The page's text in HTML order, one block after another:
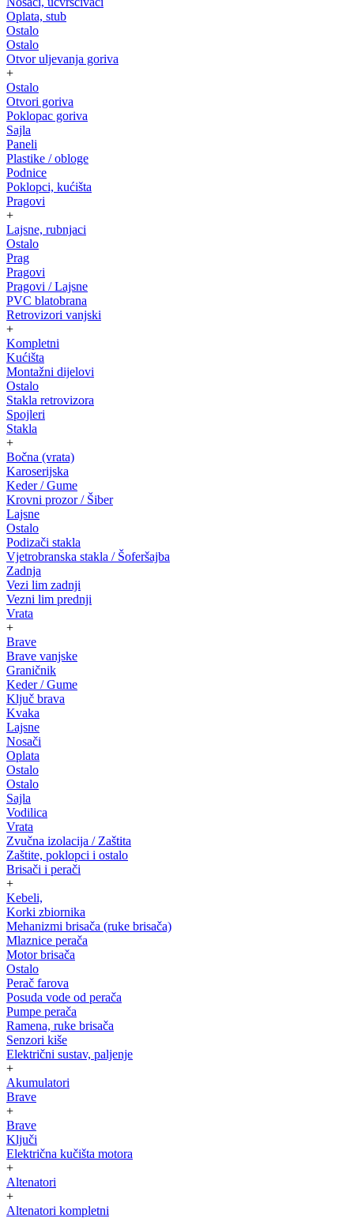
Oplata, stub
Ostalo
Ostalo
Otvor uljevanja goriva
+
Ostalo
Otvori goriva
Poklopac goriva
Sajla
Paneli
Plastike / obloge
Podnice
Poklopci, kućišta
Pragovi
+
Lajsne, rubnjaci
Ostalo
Prag
Pragovi
Pragovi / Lajsne
PVC blatobrana
Retrovizori vanjski
+
Kompletni
Kućišta
Montažni dijelovi
Ostalo
Stakla retrovizora
Spojleri
Stakla
+
Bočna (vrata)
Karoserijska
Keder / Gume
Krovni prozor / Šiber
Lajsne
Ostalo
Podizači stakla
Vjetrobranska stakla / Šoferšajba
Zadnja
Vezi lim zadnji
Vezni lim prednji
Vrata
+
Brave
Brave vanjske
Graničnik
Keder / Gume
Ključ brava
Kvaka
Lajsne
Nosači
Oplata
Ostalo
Ostalo
Sajla
Vodilica
Vrata
Zvučna izolacija / Zaštita
Zaštite, poklopci i ostalo
Brisači i perači
+
Kebeli,
Korki zbiornika
Mehanizmi brisača (ruke brisača)
Mlaznice perača
Motor brisača
Ostalo
Perač farova
Posuda vode od perača
Pumpe perača
Ramena, ruke brisača
Senzori kiše
Električni sustav, paljenje
+
Akumulatori
Brave
+
Brave
Ključi
Električna kučišta motora
+
Altenatori
+
Altenatori kompletni